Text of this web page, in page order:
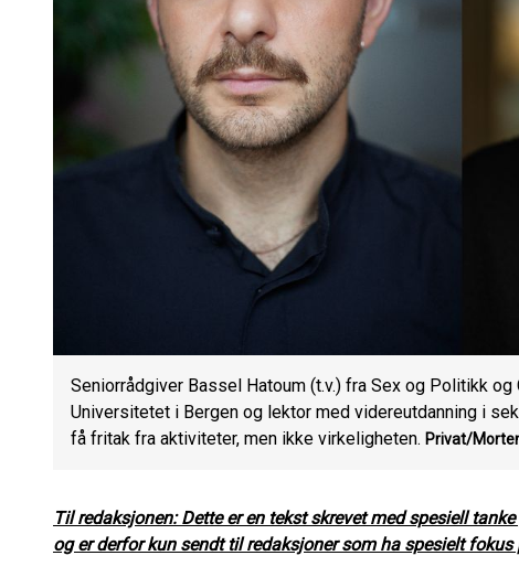
Seniorrådgiver Bassel Hatoum (t.v.) fra Sex og Politikk
Universitetet i Bergen og lektor med videreutdanning i
få fritak fra aktiviteter, men ikke virkeligheten. Privat/
Til redaksjonen: Dette er en tekst skrevet med spesiell
og er derfor kun sendt til redaksjoner som ha spesielt